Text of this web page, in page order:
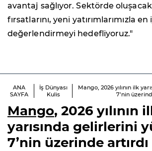
avantaj sağlıyor. Sektörde
fırsatlarını, yeni yatırımlarımızla
değerlendirmeyi hedefliyoruz."
ANA
SAYFA
İş Dünyası
Kulis
Mango, 2026 yılının ilk
7’nin
Mango, 2026 yılının
yarısında gelirlerini
7’nin üzerinde artırdı